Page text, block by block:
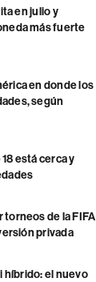
en julio y
más fuerte
en donde los
según
está cerca y
torneos de la FIFA
privada
híbrido: el nuevo